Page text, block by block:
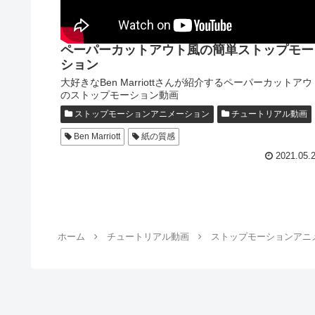
ペーパーカットアウト風の簡単ストップモー
ション
大好きなBen Marriottさんが紹介するペーパーカットアウ
のストップモーション動画
ストップモーションアニメーション チュートリアル動画
Ben Marriott 紙の質感
ホーム チュートリアル動画 ストップモーションアニ